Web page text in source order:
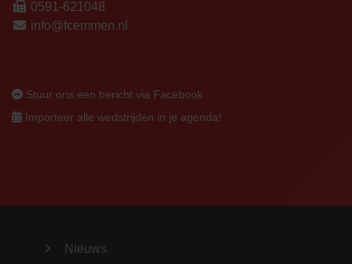
0591-621048
info@fcemmen.nl
Stuur ons een bericht via Facebook
Importeer alle wedstrijden in je agenda!
Nieuws